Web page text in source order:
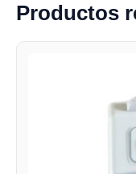
Productos